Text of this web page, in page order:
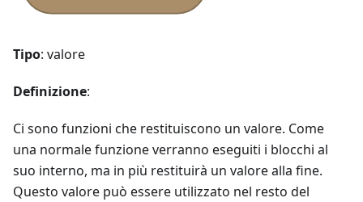
Tipo: valore
Definizione:
Ci sono funzioni che restituiscono un valore. Come
una normale funzione verranno eseguiti i blocchi al
suo interno, ma in più restituirà un valore alla fine.
Questo valore può essere utilizzato nel resto del